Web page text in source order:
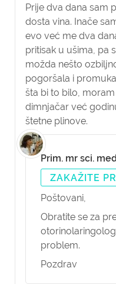
Prije dva dana sam
dosta vina. Inače
evo već me dva
pritisak u ušima, pa
možda nešto
pogoršala i
šta bi to bilo,
dimnjačar već
štetne plinove.
Prim. mr sci.
ZAKAŽITE
Poštovani,
Obratite se za
problem.
Pozdrav